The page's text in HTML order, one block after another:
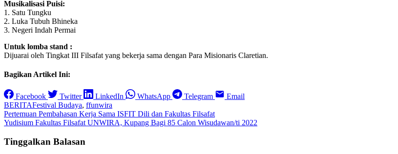
Musikalisasi Puisi:
1. Satu Tungku
2. Luka Tubuh Bhineka
3. Negeri Indah Permai
Untuk lomba stand :
Dijuarai oleh Tingkat III Filsafat yang bekerja sama dengan Para Misionaris Claretian.
Bagikan Artikel Ini:
Facebook Twitter LinkedIn WhatsApp Telegram
Email
BERITAFestival Budaya, ffunwira
Navigasi
pos
Pertemuan Pembahasan Kerja Sama ISFIT Dili dan Fakultas Filsafat
Yudisium Fakultas Filsafat UNWIRA, Kupang Bagi 85 Calon Wisudawan/ti 2022
Tinggalkan Balasan